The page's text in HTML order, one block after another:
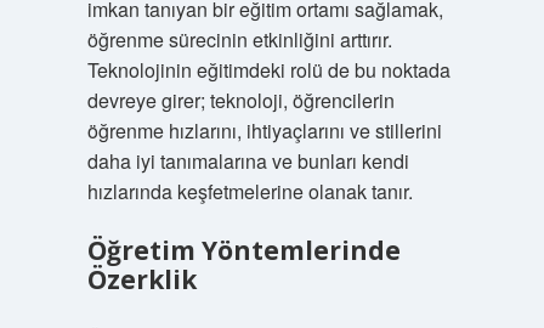
imkan tanıyan bir eğitim ortamı sağlamak,
öğrenme sürecinin etkinliğini arttırır.
Teknolojinin eğitimdeki rolü de bu noktada
devreye girer; teknoloji, öğrencilerin
öğrenme hızlarını, ihtiyaçlarını ve stillerini
daha iyi tanımalarına ve bunları kendi
hızlarında keşfetmelerine olanak tanır.
Öğretim Yöntemlerinde
Özerklik